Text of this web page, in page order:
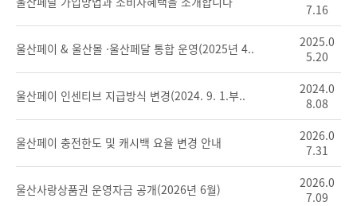
7.16
울산페이 & 울산몰 ·울산페달 통합 운영(2025년 4..
2025.0
5.20
울산페이 인센티브 지급방식 변경(2024. 9. 1.부..
2024.0
8.08
울산페이 충전한도 및 캐시백 요율 변경 안내
2026.0
7.31
울산사랑상품권 운영자금 공개(2026년 6월)
2026.0
7.09